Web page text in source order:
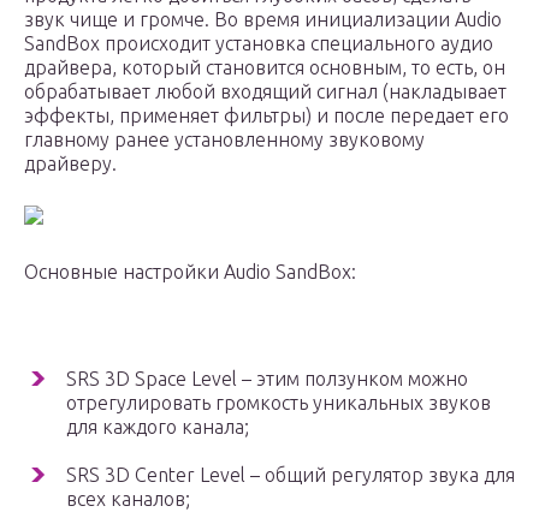
звук чище и громче. Во время инициализации Audio
SandBox происходит установка специального аудио
драйвера, который становится основным, то есть, он
обрабатывает любой входящий сигнал (накладывает
эффекты, применяет фильтры) и после передает его
главному ранее установленному звуковому
драйверу.
Основные настройки Audio SandBox:
SRS 3D Space Level – этим ползунком можно
отрегулировать громкость уникальных звуков
для каждого канала;
SRS 3D Center Level – общий регулятор звука для
всех каналов;